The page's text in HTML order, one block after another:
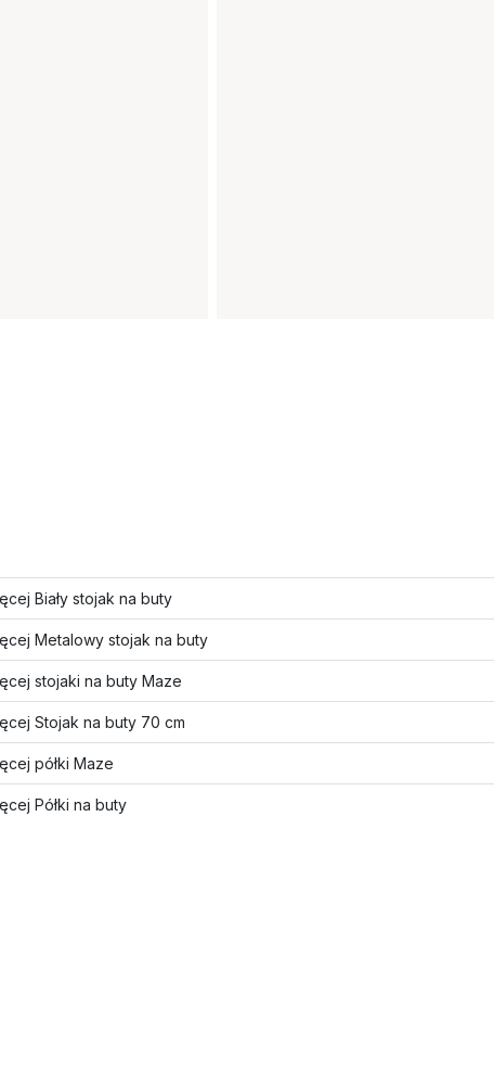
Biały stojak na buty
Metalowy stojak na buty
stojaki na buty Maze
Stojak na buty 70 cm
półki Maze
Półki na buty